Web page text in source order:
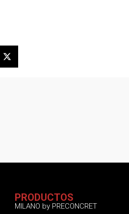
PRODUCTOS
MILANO by PRECONCRET